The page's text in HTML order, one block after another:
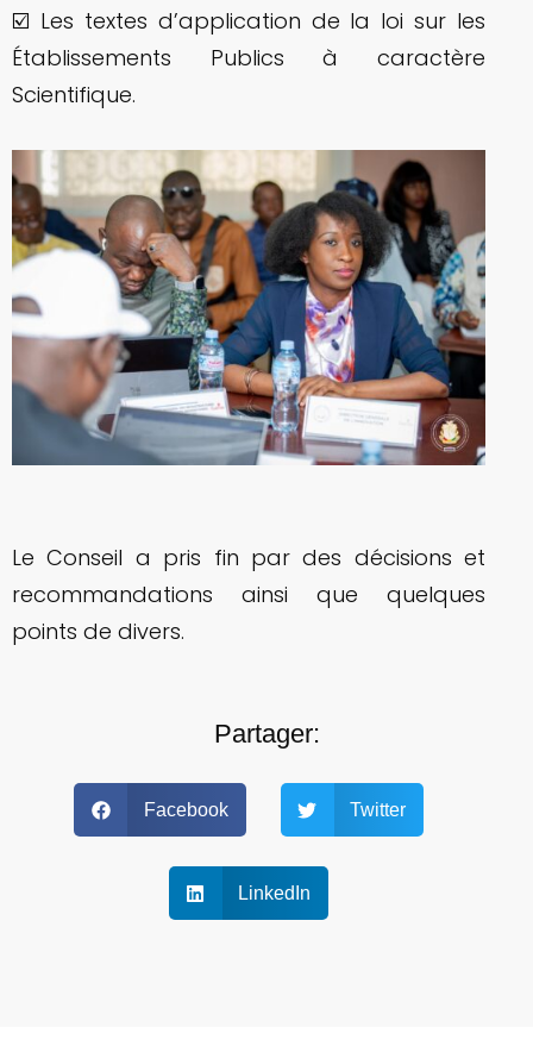
☑️ Les textes d’application de la loi sur les
Établissements Publics à caractère
Scientifique.
Le Conseil a pris fin par des décisions et
recommandations ainsi que quelques
points de divers.
Partager:
Facebook Twitter
LinkedIn